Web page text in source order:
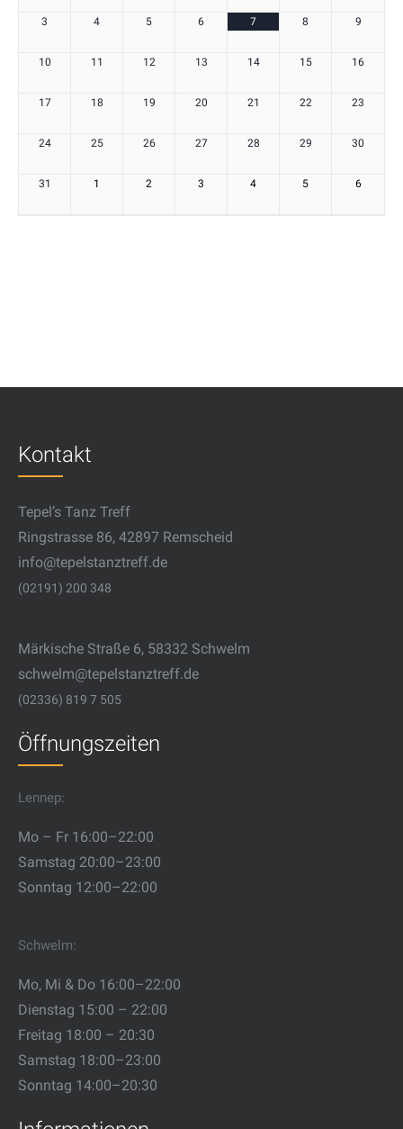
Veranstaltungen
Veranstaltungen
3 4 5 6 7 8 9
10 11 12 13 14 15 16
17 18 19 20 21 22 23
24 25 26 27 28 29 30
31 1 2 3 4 5 6
Kontakt
Tepel’s Tanz Treff
Ringstrasse 86, 42897 Remscheid
info@tepelstanztreff.de
(02191) 200 348
Märkische Straße 6, 58332 Schwelm
schwelm@tepelstanztreff.de
(02336) 819 7 505
Öffnungszeiten
Lennep:
Mo – Fr 16:00–22:00
Samstag 20:00–23:00
Sonntag 12:00–22:00
Schwelm:
Mo, Mi & Do 16:00–22:00
Dienstag 15:00 – 22:00
Freitag 18:00 – 20:30
Samstag 18:00–23:00
Sonntag 14:00–20:30